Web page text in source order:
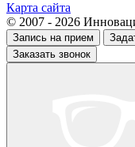
Карта сайта
© 2007 - 2026
Запись на прием
Заказать звонок